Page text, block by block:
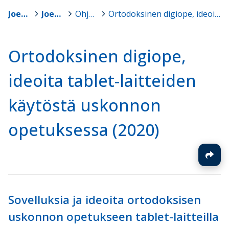
Joensuu > Joensuun Mediakeskus > Ohjeita TVT:n opetuskäyttöön > Ortodoksinen digiope, ideoita tablet-laitteiden käytöstä uskonnon opetuksessa (2020)
Ortodoksinen digiope,
ideoita tablet-laitteiden
käytöstä uskonnon
opetuksessa (2020)
Sovelluksia ja ideoita ortodoksisen
uskonnon opetukseen tablet-laitteilla